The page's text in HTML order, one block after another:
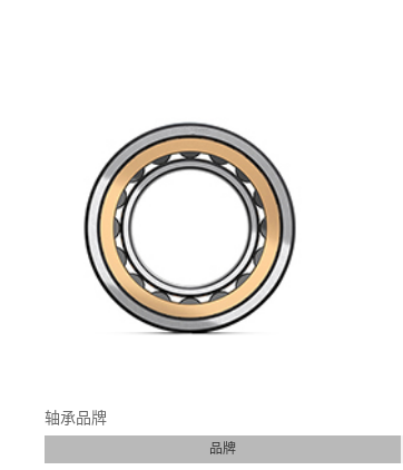
轴承品牌
品牌